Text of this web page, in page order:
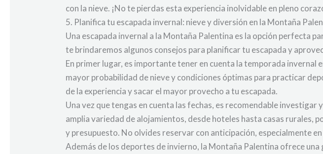
con la nieve. ¡No te pierdas esta experiencia inolvidable en pleno
5. Planifica tu escapada invernal: nieve y diversión en la Montaña
Una escapada invernal a la Montaña Palentina es la opción perfecta
te brindaremos algunos consejos para planificar tu escapada y
En primer lugar, es importante tener en cuenta la temporada invernal
mayor probabilidad de nieve y condiciones óptimas para practicar
de la experiencia y sacar el mayor provecho a tu escapada.
Una vez que tengas en cuenta las fechas, es recomendable
amplia variedad de alojamientos, desde hoteles hasta casas rurales,
y presupuesto. No olvides reservar con anticipación, especialmente
Además de los deportes de invierno, la Montaña Palentina ofrece